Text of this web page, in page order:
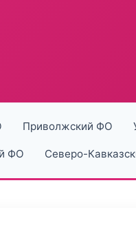
Приволжский ФО
ФО Северо-